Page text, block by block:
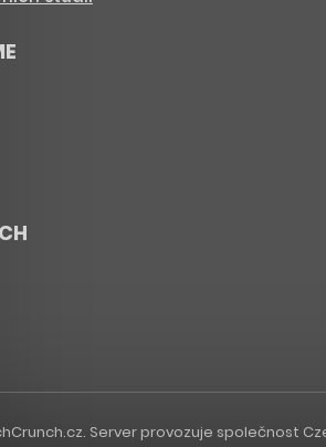
Server provozuje společnost